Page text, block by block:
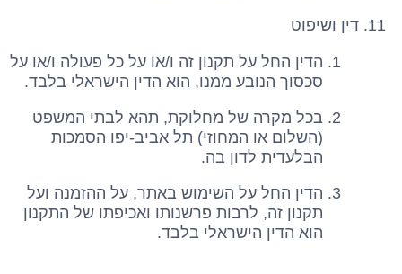
דין ושיפוט
הדין החל על תקנון זה ו/או על כל פעולה ו/או על
סכסוך הנובע ממנו, הוא הדין הישראלי בלבד.
בכל מקרה של מחלוקת, תהא לבתי המשפט
(השלום או המחוזי) תל אביב-יפו הסמכות
הבלעדית לדון בה.
הדין החל על השימוש באתר, על ההזמנה ועל
תקנון זה, לרבות פרשנותו ואכיפתו של התקנון
הוא הדין הישראלי בלבד.